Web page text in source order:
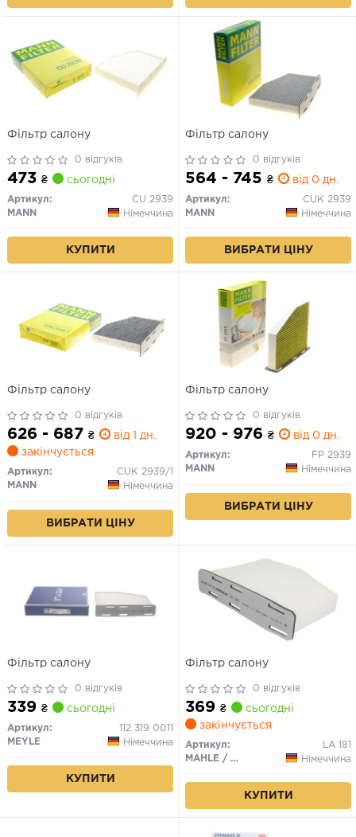
Фільтр салону
0 відгуків
473 ₴ сьогодні
Артикул:
CU 2939
MANN
Німеччина
КУПИТИ
Фільтр салону
0 відгуків
564 - 745 ₴ від 0 дн.
Артикул:
CUK 2939
MANN
Німеччина
ВИБРАТИ ЦІНУ
Фільтр салону
0 відгуків
626 - 687 ₴
від 1 дн.
закінчується
Артикул:
CUK 2939/1
MANN
Німеччина
ВИБРАТИ ЦІНУ
Фільтр салону
0 відгуків
920 - 976 ₴ від 0 дн.
Артикул:
FP 2939
MANN
Німеччина
ВИБРАТИ ЦІНУ
Фільтр салону
0 відгуків
339 ₴ сьогодні
Артикул:
112 319 0011
MEYLE
Німеччина
КУПИТИ
Фільтр салону
0 відгуків
369 ₴
сьогодні
закінчується
Артикул:
LA 181
MAHLE / KNECHT
Німеччина
КУПИТИ